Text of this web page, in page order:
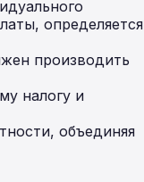
определяется
производить
налогу и
объединяя